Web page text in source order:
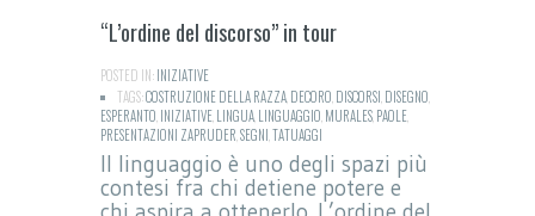
“L’ordine del discorso” in tour
POSTED IN:INIZIATIVE
TAGS:COSTRUZIONE DELLA RAZZA DECORO DISCORSI DISEGNO
ESPERANTO INIZIATIVE LINGUA LINGUAGGIO MURALES PAOLE
PRESENTAZIONI ZAPRUDER SEGNI TATUAGGI
Il linguaggio è uno degli spazi più
contesi fra chi detiene potere e